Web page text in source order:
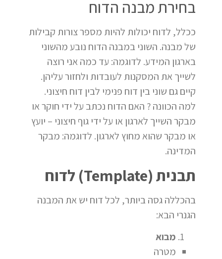
בחירת מבנה הדוח
ככלל, לדוח יכולות להיות מספר צורות קבילות
של מבנה. השוני במבנה הדוח נובע מהשוני
בארגון המידע. לדוגמה: עד כמה אני רוצה
לשייך את המסקנות לעובדות ולחזור עליהן.
קיים גם שוני בין דוח פנימי לבין דוח חיצוני.
למה הכוונה ? האם הדוח נכתב על ידי חוקר או
מבקר השייך לארגון או על ידי גוף חיצוני – יועץ
או מבקר שהוא מחוץ לארגון. לדוגמה: מבקר
המדינה.
תבנית (Template) לדוח
בהכללה גסה ביותר, לכל דוח יש את המבנה
הגנרי הבא:
מבוא
מטרה